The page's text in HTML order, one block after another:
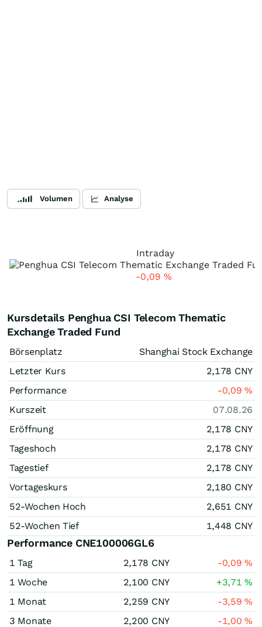
Volumen Analyse
Intraday
-0,09 %
Kursdetails Penghua CSI Telecom Thematic
Exchange Traded Fund
Börsenplatz
Shanghai Stock Exchange
Letzter Kurs
2,178 CNY
Performance
-0,09%
Kurszeit
07.08.26
Eröffnung
2,178 CNY
Tageshoch
2,178 CNY
Tagestief
2,178 CNY
Vortageskurs
2,180 CNY
52-Wochen Hoch
2,651 CNY
52-Wochen Tief
1,448 CNY
Performance CNE100006GL6
1 Tag 2,178 CNY -0,09%
1 Woche
2,100 CNY +3,71%
1 Monat
2,259 CNY -3,59%
3 Monate
2,200 CNY -1,00%